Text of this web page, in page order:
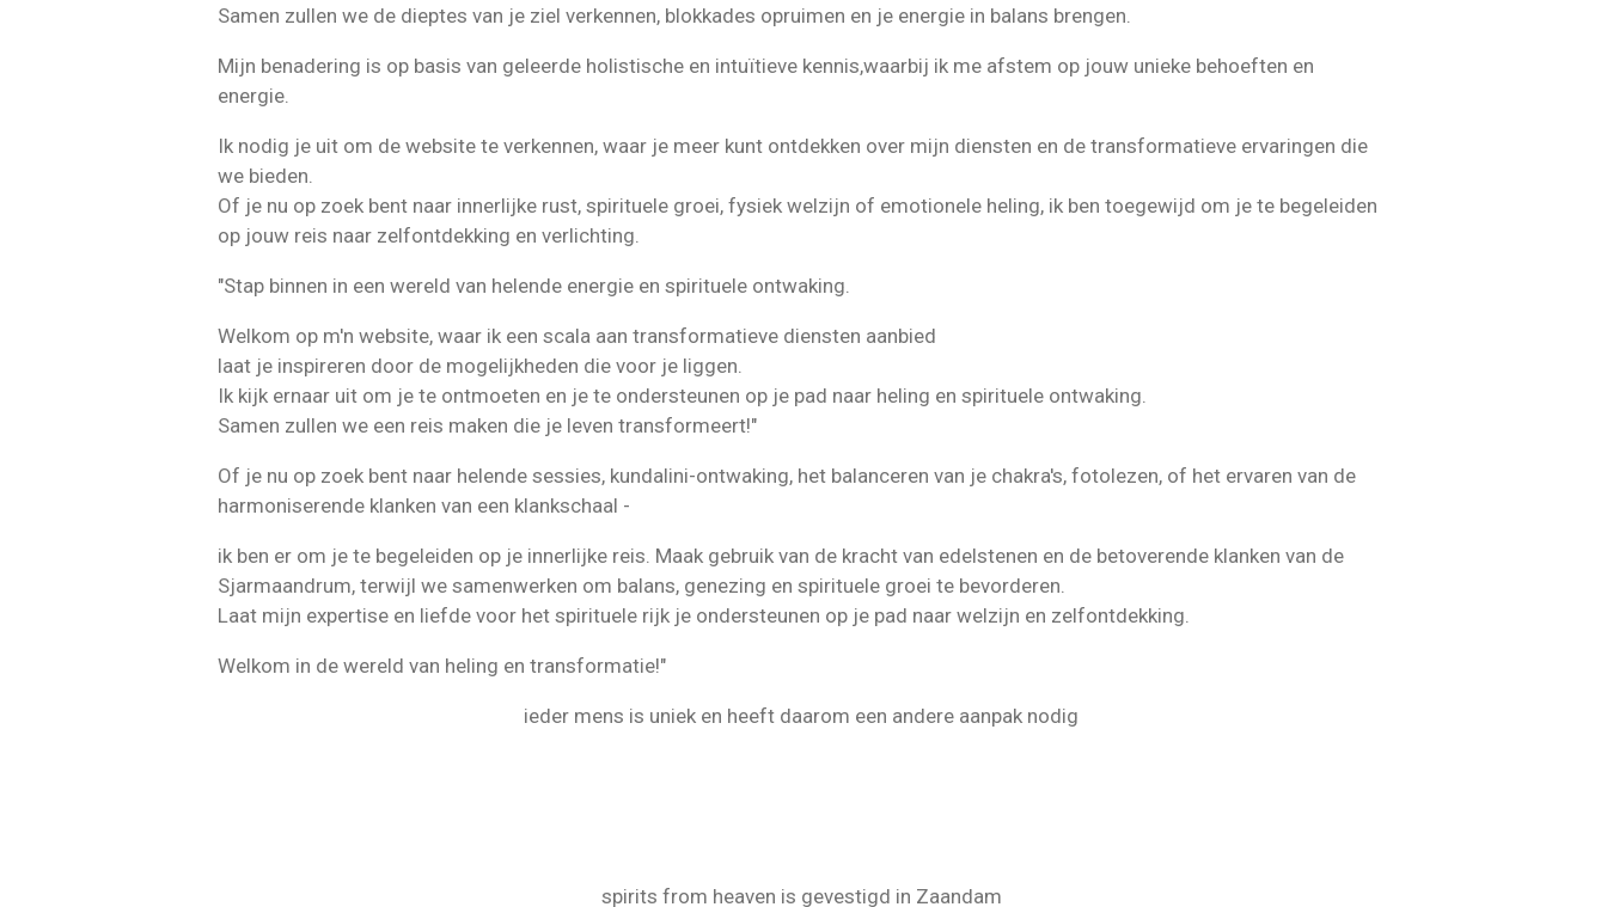
Samen zullen we de dieptes van je ziel verkennen, blokkades opruimen en je energie in balans brengen.
Mijn benadering is op basis van geleerde holistische en intuïtieve kennis,waarbij ik me afstem op jouw unieke behoeften en
energie.
Ik nodig je uit om de website te verkennen, waar je meer kunt ontdekken over mijn diensten en de transformatieve ervaringen die
we bieden.
Of je nu op zoek bent naar innerlijke rust, spirituele groei, fysiek welzijn of emotionele heling, ik ben toegewijd om je te begeleiden
op jouw reis naar zelfontdekking en verlichting.
"Stap binnen in een wereld van helende energie en spirituele ontwaking.
Welkom op m'n website, waar ik een scala aan transformatieve diensten aanbied
laat je inspireren door de mogelijkheden die voor je liggen.
Ik kijk ernaar uit om je te ontmoeten en je te ondersteunen op je pad naar heling en spirituele ontwaking.
Samen zullen we een reis maken die je leven transformeert!"
Of je nu op zoek bent naar helende sessies, kundalini-ontwaking, het balanceren van je chakra's, fotolezen, of het ervaren van de
harmoniserende klanken van een klankschaal -
ik ben er om je te begeleiden op je innerlijke reis. Maak gebruik van de kracht van edelstenen en de betoverende klanken van de
Sjarmaandrum, terwijl we samenwerken om balans, genezing en spirituele groei te bevorderen.
Laat mijn expertise en liefde voor het spirituele rijk je ondersteunen op je pad naar welzijn en zelfontdekking.
Welkom in de wereld van heling en transformatie!"
ieder mens is uniek en heeft daarom een andere aanpak nodig
spirits from heaven is gevestigd in Zaandam